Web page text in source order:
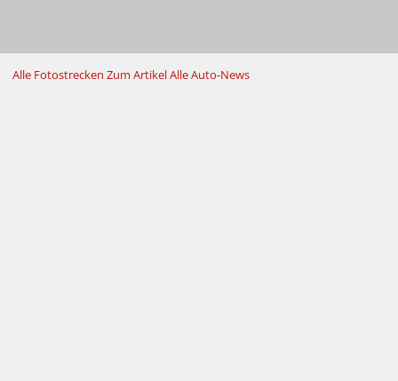
Alle Fotostrecken Zum ArtikelAlle Auto-News